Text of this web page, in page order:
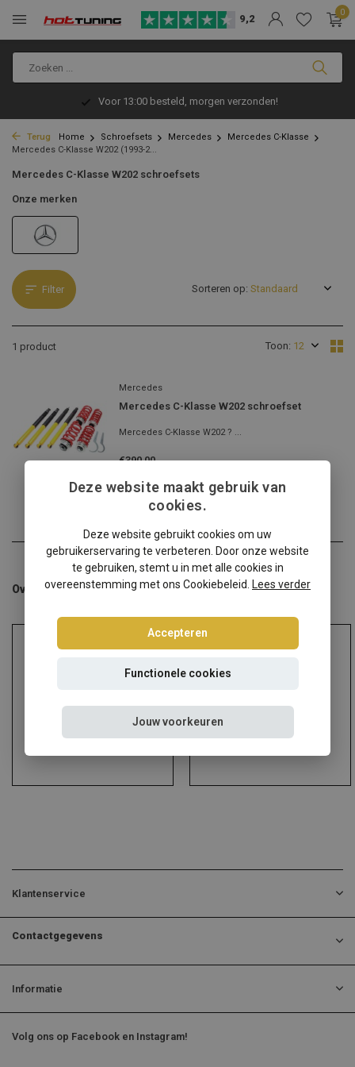
9,2
0
Voor 13:00 besteld, morgen verzonden!
Terug Home Schroefsets Mercedes
Mercedes C-Klasse
Mercedes C-Klasse W202 (1993-2...
Mercedes C-Klasse W202 schroefsets
Onze merken
Filter
1 product Toon:
Sorteren op:
Mercedes
Mercedes C-Klasse W202 schroefset
Mercedes C-Klasse W202 ? ...
€390,00
Overige categorieën in Schroefsets
Audi Alfa Romeo
Klantenservice
Contactgegevens
Informatie
Volg ons op Facebook en Instagram!
Deze website maakt gebruik van
cookies.
Deze website gebruikt cookies om uw
gebruikerservaring te verbeteren. Door onze website
te gebruiken, stemt u in met alle cookies in
overeenstemming met ons Cookiebeleid.
Lees verder
Accepteren
Functionele cookies
Jouw voorkeuren